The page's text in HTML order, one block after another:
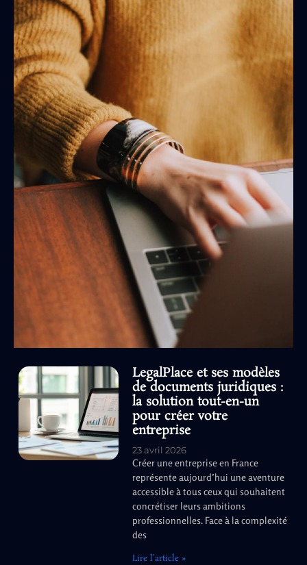
LegalPlace et ses modèles
de documents juridiques :
la solution tout-en-un
pour créer votre
entreprise
23 avril 2026
Créer une entreprise en France
représente aujourd’hui une aventure
accessible à tous ceux qui souhaitent
concrétiser leurs ambitions
professionnelles. Face à la complexité
des
Lire l'article »